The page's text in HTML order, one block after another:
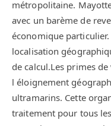
métropolitaine.
avec un barème de
économique
localisation
de calcul.Les primes
l éloignement
ultramarins. Cette
traitement pour tous